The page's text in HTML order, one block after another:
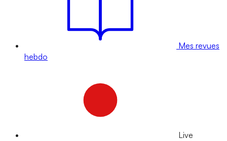
Mes revues
hebdo
Live